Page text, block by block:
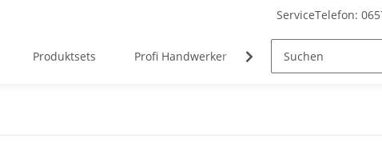
ServiceTelefon:
Produktsets Profi Handwerker Zubehör